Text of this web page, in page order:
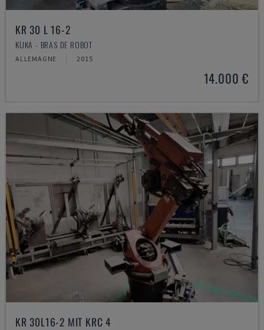
KR 30 L 16-2
KUKA - BRAS DE ROBOT
ALLEMAGNE 2015
14.000 €
KR 30L16-2 MIT KRC 4